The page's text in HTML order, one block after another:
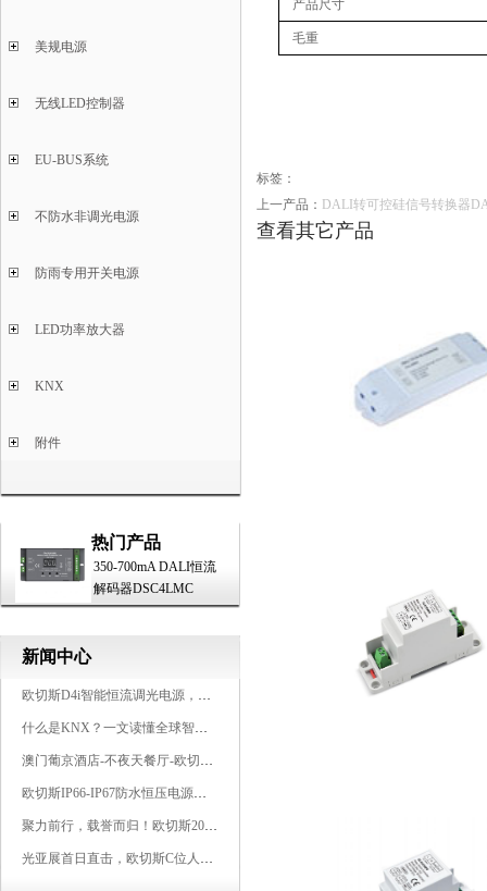
美规电源
无线LED控制器
EU-BUS系统
不防水非调光电源
防雨专用开关电源
LED功率放大器
KNX
附件
热门产品
350-700mA DALI恒流
解码器DSC4LMC
新闻中心
欧切斯D4i智能恒流调光电源，引领未来照明生态
什么是KNX？一文读懂全球智能建筑控制标准
澳门葡京酒店-不夜天餐厅-欧切斯KNX智能控制系统打造高端智慧空间
欧切斯IP66-IP67防水恒压电源，无惧风雨，智稳如一
聚力前行，载誉而归！欧切斯2026光亚展完美收官
光亚展首日直击，欧切斯C位人气爆棚-双奖加冕，实力再出圈
产品尺寸
毛重
标签：
上一产品： DALI转可控硅信号转换器
查看其它产品